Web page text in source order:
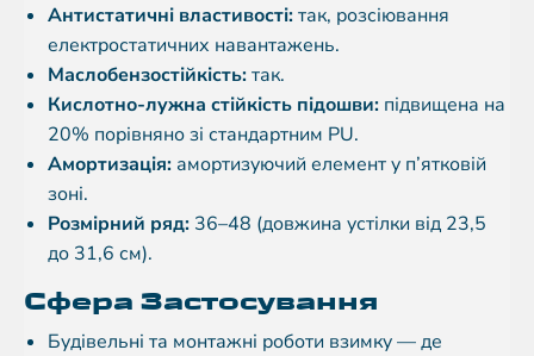
Антистатичні властивості:так, розсіювання
електростатичних навантажень.
Маслобензостійкість:так.
Кислотно-лужна стійкість підошви: підвищена на
20% порівняно зі стандартним PU.
Амортизація: амортизуючий елемент у п’ятковій
зоні.
Розмірний ряд: 36–48 (довжина устілки від 23,5
до 31,6 см).
Сфера Застосування
Будівельні та монтажні роботи взимку — де